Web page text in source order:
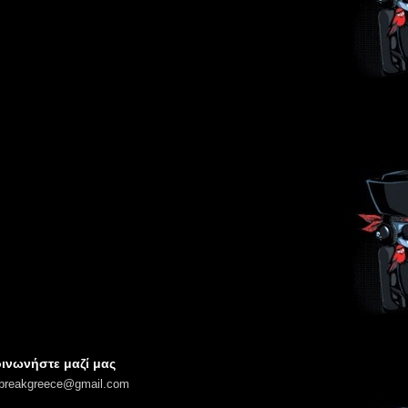
μαζί μας